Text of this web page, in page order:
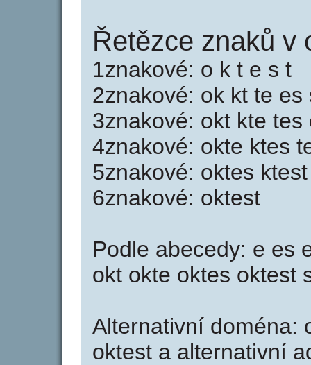
Řetězce znaků v
1znakové: o k t e s t
2znakové: ok kt te es
3znakové: okt kte tes
4znakové: okte ktes
5znakové: oktes ktest
6znakové: oktest
Podle abecedy: e es
okt okte oktes oktest
Alternativní doména:
oktest a alternativní